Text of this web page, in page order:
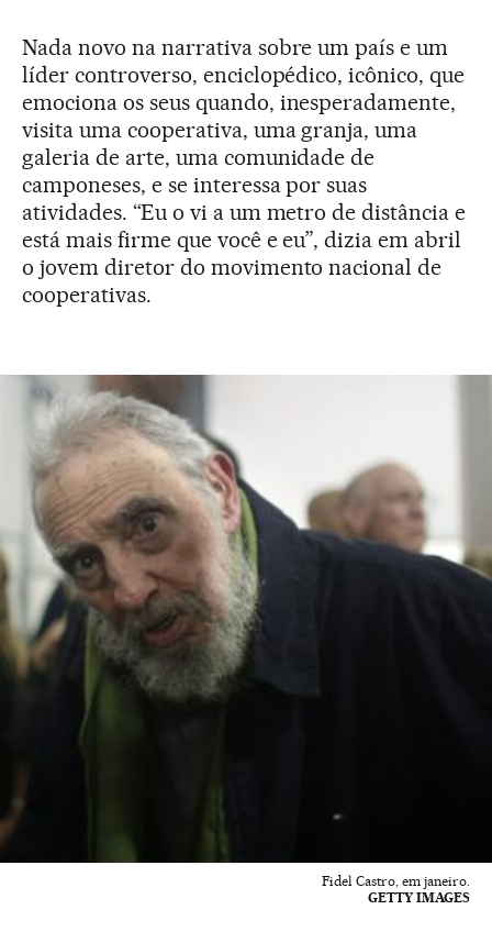
Nada novo na narrativa sobre um país e um
líder controverso, enciclopédico, icônico, que
emociona os seus quando, inesperadamente,
visita uma cooperativa, uma granja, uma
galeria de arte, uma comunidade de
camponeses, e se interessa por suas
atividades. “Eu o vi a um metro de distância e
está mais firme que você e eu”, dizia em abril
o jovem diretor do movimento nacional de
cooperativas.
Fidel Castro, em janeiro.
GETTY IMAGES